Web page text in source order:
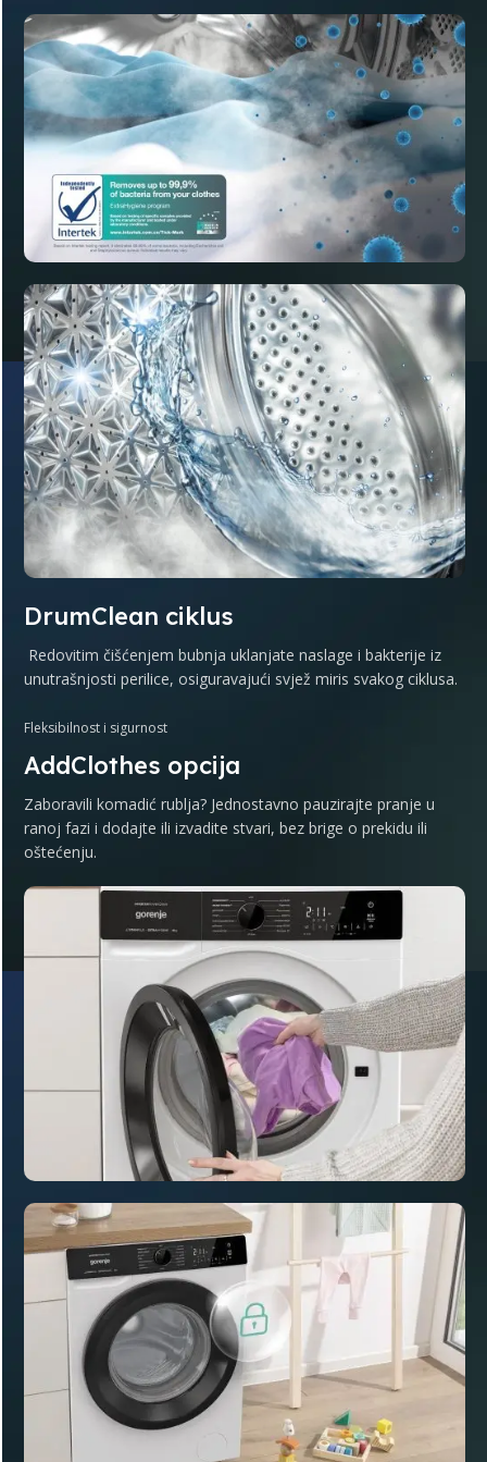
DrumClean ciklus
Redovitim čišćenjem bubnja uklanjate naslage i bakterije iz
unutrašnjosti perilice, osiguravajući svjež miris svakog ciklusa.
Fleksibilnost i sigurnost
AddClothes opcija
Zaboravili komadić rublja? Jednostavno pauzirajte pranje u
ranoj fazi i dodajte ili izvadite stvari, bez brige o prekidu ili
oštećenju.